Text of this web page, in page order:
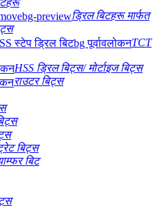
ड्रिल बिटहरू मार्फत
TCT
HSS ड्रिल बिट्स/ मोर्टाइज बिट्स
राउटर बिट्स
बिट्स
बिट